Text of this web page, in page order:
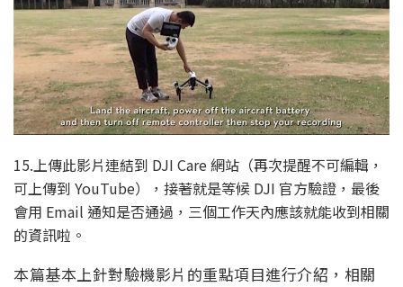
15.上傳此影片連結到 DJI Care 網站（再次提醒不可編輯，
可上傳到 YouTube），接著就是等候 DJI 官方驗證，最後
會用 Email 通知是否通過，三個工作天內應該就能收到相關
的資訊啦。
本篇基本上針對驗機影片的重點項目進行介紹，相關